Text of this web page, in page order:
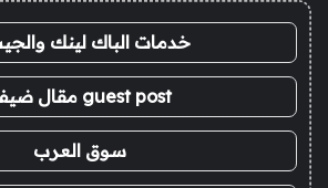
خدمات الباك لينك
guest post مقال ضيف
سوق العرب